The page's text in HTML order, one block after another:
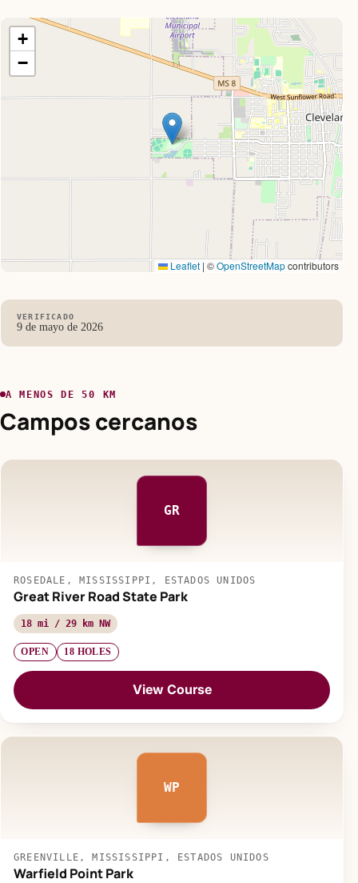
+
−
Leaflet | ©OpenStreetMapcontributors
VERIFICADO
9 de mayo de 2026
A MENOS DE 50 KM
Campos cercanos
GR
ROSEDALE, MISSISSIPPI, ESTADOS UNIDOS
Great River Road State Park
18 mi / 29 km NW
OPEN 18 HOLES
View Course
WP
GREENVILLE, MISSISSIPPI, ESTADOS UNIDOS
Warfield Point Park